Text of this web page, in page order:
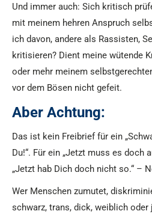
Und immer auch: Sich kritisch
mit meinem hehren Anspruch
ich davon, andere als Rassisten,
kritisieren? Dient meine wütende
oder mehr meinem
vor dem Bösen nicht gefeit.
Aber Achtung:
Das ist kein Freibrief für ein
Du!“. Für ein „Jetzt muss es doch
„Jetzt hab Dich doch nicht so.“ –
Wer Menschen zumutet,
schwarz, trans, dick, weiblich